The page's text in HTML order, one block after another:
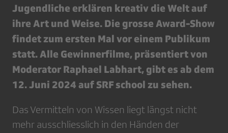
Jugendliche erklären kreativ die Welt auf
ihre Art und Weise. Die grosse Award-Show
findet zum ersten Mal vor einem Publikum
statt. Alle Gewinnerfilme, präsentiert von
Moderator Raphael Labhart, gibt es ab dem
12. Juni 2024 auf SRF school zu sehen.
Das Vermitteln von Wissen liegt längst nicht
mehr ausschliesslich in den Händen der